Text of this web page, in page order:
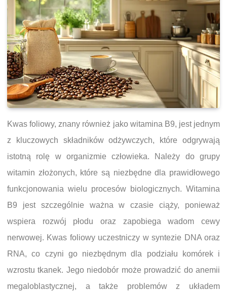
Kwas foliowy, znany również jako witamina B9, jest jednym
z kluczowych składników odżywczych, które odgrywają
istotną rolę w organizmie człowieka. Należy do grupy
witamin złożonych, które są niezbędne dla prawidłowego
funkcjonowania wielu procesów biologicznych. Witamina
B9 jest szczególnie ważna w czasie ciąży, ponieważ
wspiera rozwój płodu oraz zapobiega wadom cewy
nerwowej. Kwas foliowy uczestniczy w syntezie DNA oraz
RNA, co czyni go niezbędnym dla podziału komórek i
wzrostu tkanek. Jego niedobór może prowadzić do anemii
megaloblastycznej, a także problemów z układem